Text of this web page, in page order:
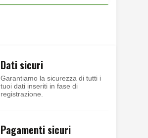
Dati sicuri
Garantiamo la sicurezza di tutti i
tuoi dati inseriti in fase di
registrazione.
Pagamenti sicuri